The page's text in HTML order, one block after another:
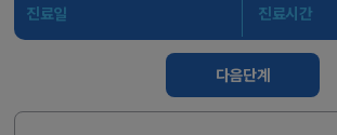
진료일 진료시간
다음단계